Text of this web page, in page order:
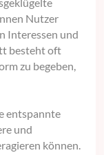
Nutzer
Interessen und
besteht oft
zu begeben,
entspannte
und
können.